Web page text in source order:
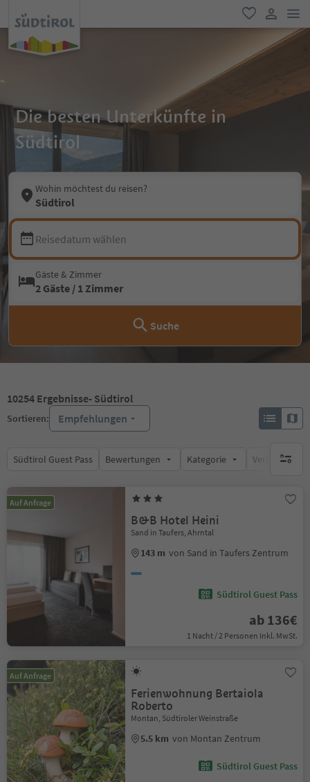
favorit
user link
Die besten Unterkünfte in
Südtirol
Wohin möchtest du reisen?
Südtirol
Reisedatum wählen
Gäste & Zimmer
2 Gäste / 1 Zimmer
Suche
10254 Ergebnisse- Südtirol
Sortieren: Empfehlungen
Südtirol Guest Pass Bewertungen Kategorie keine
Auf Anfrage
B&B Hotel Heini
Sand in Taufers, Ahrntal
143 m von Sand in Taufers Zentrum
Südtirol Guest Pass
ab 136€
1 Nacht / 2 Personen Inkl. MwSt.
Auf Anfrage
Ferienwohnung Bertaiola
Roberto
Montan, Südtiroler Weinstraße
5.5 km von Montan Zentrum
Südtirol Guest Pass